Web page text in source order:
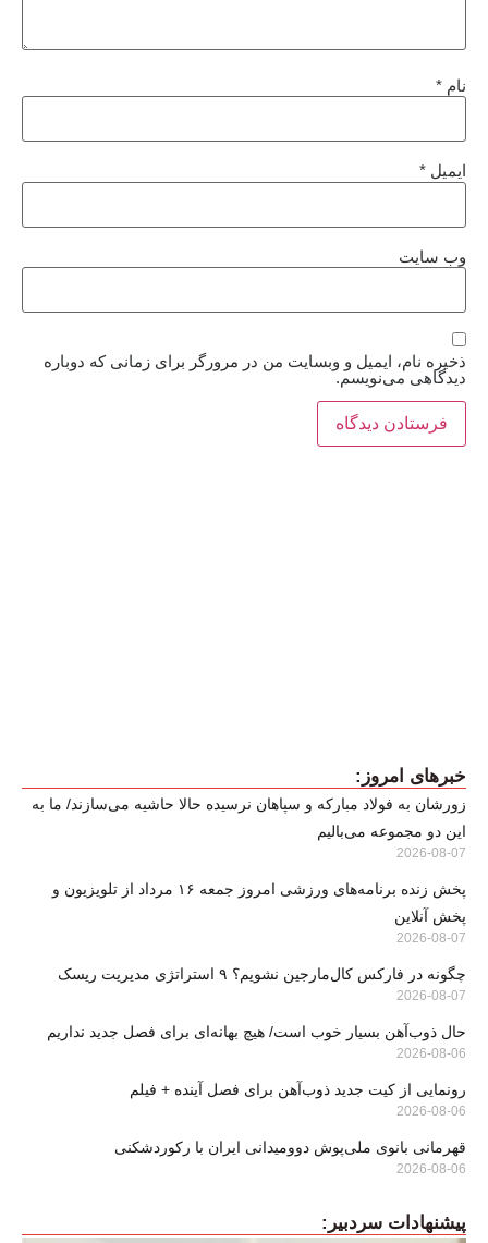
نام *
ایمیل *
وب‌ سایت
ذخیره نام، ایمیل و وبسایت من در مرورگر برای زمانی که دوباره
دیدگاهی می‌نویسم.
خبرهای امروز:
زورشان به فولاد مبارکه و سپاهان نرسیده حالا حاشیه می‌سازند/ ما به
این دو مجموعه می‌بالیم
2026-08-07
پخش زنده برنامه‌های ورزشی امروز جمعه ۱۶ مرداد از تلویزیون و
پخش آنلاین
2026-08-07
چگونه در فارکس کال‌مارجین نشویم؟ ۹ استراتژی مدیریت ریسک
2026-08-07
حال ذوب‌آهن بسیار خوب است/ هیچ بهانه‌ای برای فصل جدید نداریم
2026-08-06
رونمایی از کیت جدید ذوب‌آهن برای فصل آینده + فیلم
2026-08-06
قهرمانی بانوی ملی‌پوش دوومیدانی ایران با رکوردشکنی
2026-08-06
پیشنهادات سردبیر: